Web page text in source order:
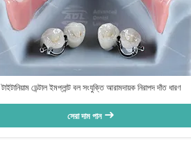
টাইটানিয়াম ডেন্টাল ইমপ্লান্ট বল সংযুক্তি আরামদায়ক নিরাপদ দাঁত ধারণ
সেরা দাম পান